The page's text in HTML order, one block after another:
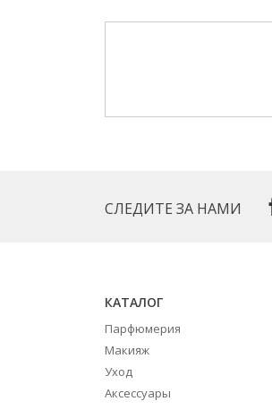
СЛЕДИТЕ ЗА НАМИ
КАТАЛОГ
Парфюмерия
Макияж
Уход
Аксессуары